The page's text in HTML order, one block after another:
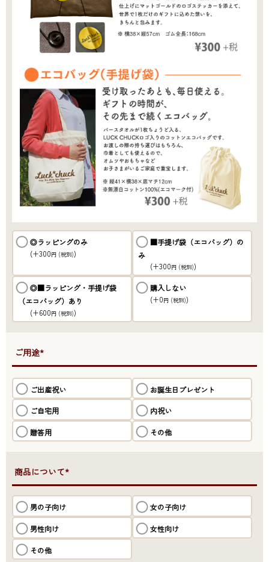
◎ラッピングのみ
(+300円 (税別))
■手提げ袋（エコバッグ）の
み
(+300円 (税別))
◎■ラッピング・手提げ袋
（エコバッグ）あり
(+600円 (税別))
購入しない
(+0円 (税別))
●ご用途*
ご出産祝い お誕生日プレゼント
ご自宅用 内祝い
贈答用 その他
●商品について*
男の子向け 女の子向け
男性向け 女性向け
その他